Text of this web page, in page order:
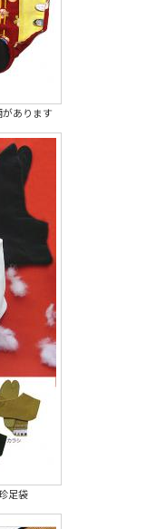
あります
足袋